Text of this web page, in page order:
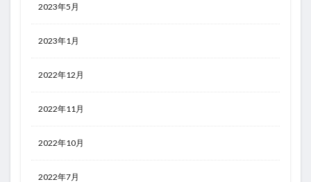
2023年5月
2023年1月
2022年12月
2022年11月
2022年10月
2022年7月